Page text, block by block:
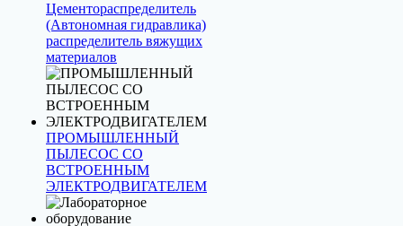
Цементораспределитель
(Автономная гидравлика)
распределитель вяжущих
материалов
ПРОМЫШЛЕННЫЙ
ПЫЛЕСОС СО
ВСТРОЕННЫМ
ЭЛЕКТРОДВИГАТЕЛЕМ